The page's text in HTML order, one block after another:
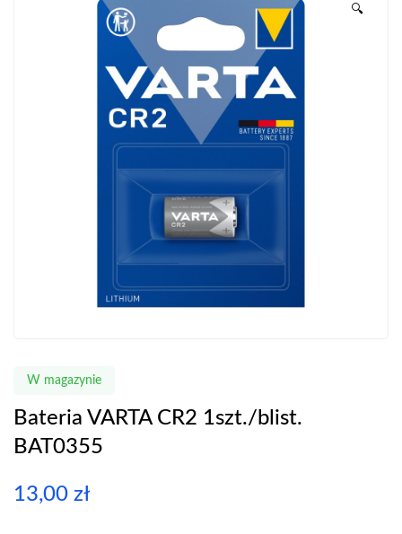
🔍
W magazynie
Bateria VARTA CR2 1szt./blist.
BAT0355
13,00 zł